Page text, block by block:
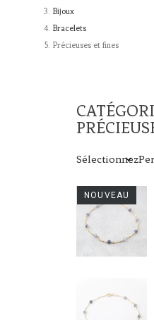
Bijoux
Bracelets
Précieuses et fines
Sélectionnez
NOUVEAU